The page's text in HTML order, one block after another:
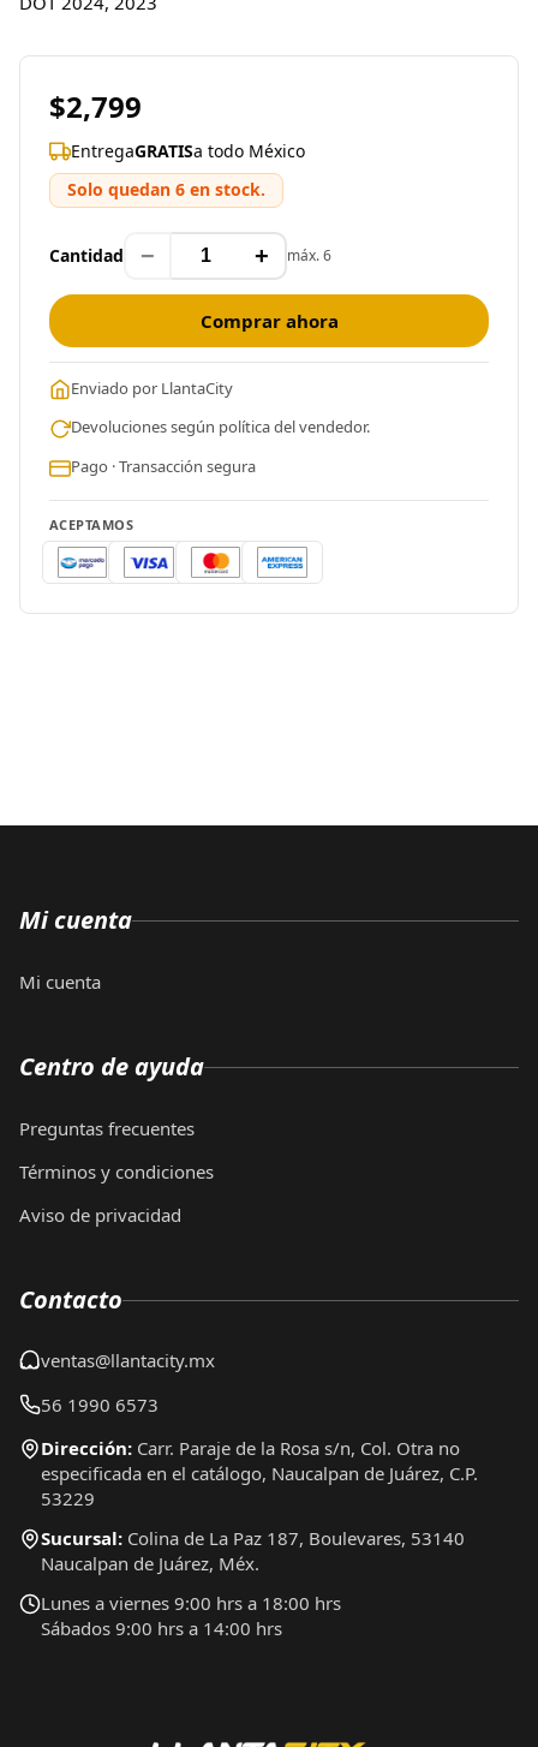
$2,799
EntregaGRATISa todo México
Solo quedan 6 en stock.
Cantidad − + máx. 6
Comprar ahora
Enviado por LlantaCity
Devoluciones según política del vendedor.
Pago · Transacción segura
ACEPTAMOS
Mi cuenta
Mi cuenta
Centro de ayuda
Preguntas frecuentes
Términos y condiciones
Aviso de privacidad
Contacto
ventas@llantacity.mx
56 1990 6573
Dirección: Carr. Paraje de la Rosa s/n, Col. Otra no
especificada en el catálogo, Naucalpan de Juárez, C.P.
53229
Sucursal: Colina de La Paz 187, Boulevares, 53140
Naucalpan de Juárez, Méx.
Lunes a viernes 9:00 hrs a 18:00 hrs
Sábados 9:00 hrs a 14:00 hrs